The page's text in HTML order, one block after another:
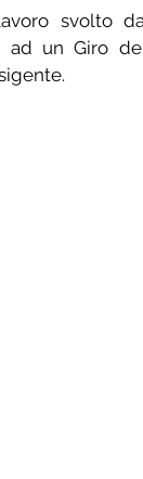
svolto
un Giro